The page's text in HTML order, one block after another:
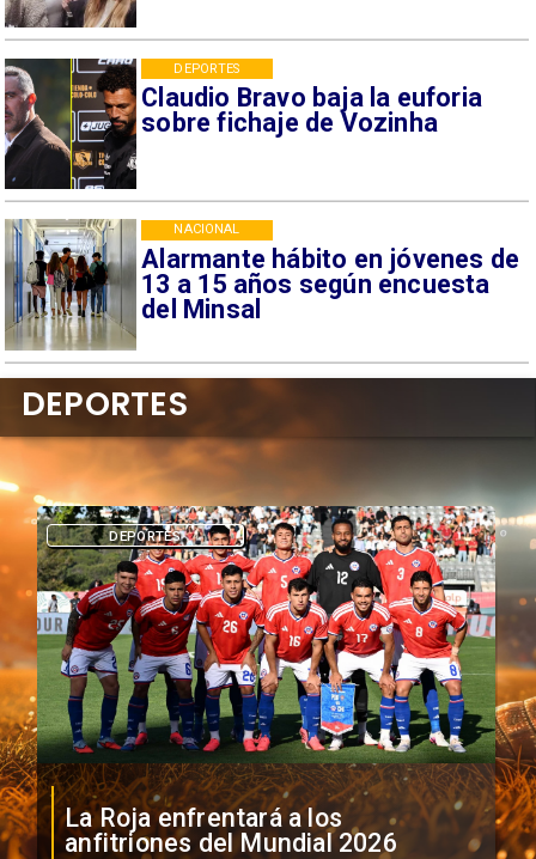
Claudio Bravo baja la euforia
sobre fichaje de Vozinha
DEPORTES
Alarmante hábito en jóvenes de
13 a 15 años según encuesta
del Minsal
NACIONAL
La Roja enfrentará a los
anfitriones del Mundial 2026
DEPORTES
DEPORTES